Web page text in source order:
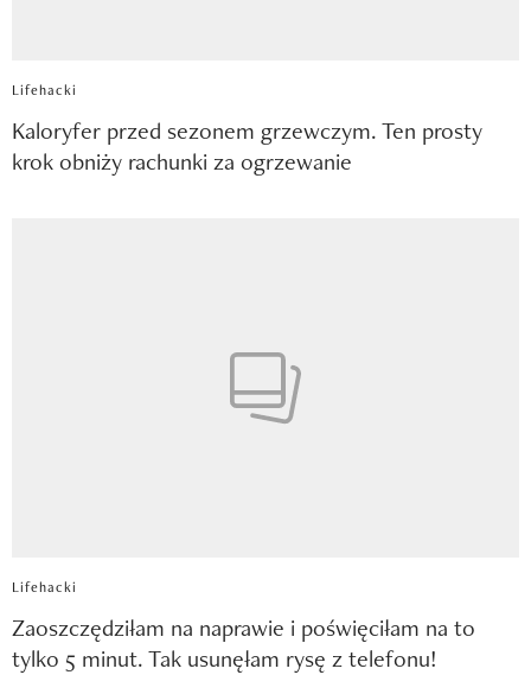
Lifehacki
Kaloryfer przed sezonem grzewczym. Ten prosty
krok obniży rachunki za ogrzewanie
Lifehacki
Zaoszczędziłam na naprawie i poświęciłam na to
tylko 5 minut. Tak usunęłam rysę z telefonu!